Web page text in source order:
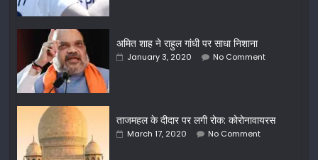
अमित शाह ने राहुल गांधी पर साधा निशाना
January 3, 2020 No Comment
ताजमहल के दीदार पर लगी रोक: कोरोनावायरस
March 17, 2020 No Comment